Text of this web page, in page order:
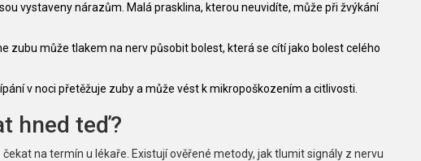
vystaveny nárazům. Malá prasklina, kterou neuvidíte, může při žvýkání
zubu může tlakem na nerv působit bolest, která se cítí jako bolest celého
v noci přetěžuje zuby a může vést k mikropoškozením a citlivosti.
hned teď?
na termín u lékaře. Existují ověřené metody, jak tlumit signály z nervu